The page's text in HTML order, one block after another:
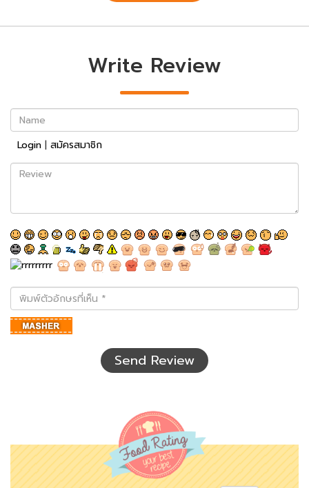
Write Review
Name
Login | สมัครสมาชิก
Review
พิมพ์
ตัว
อักษร
ที่
Send Review